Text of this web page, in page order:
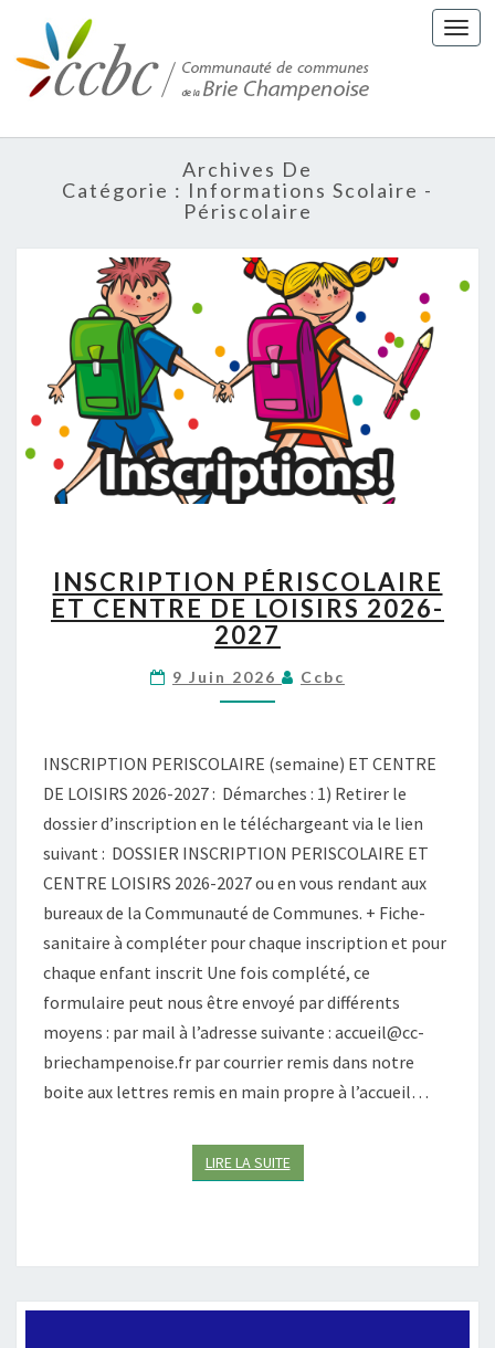
Archives De
Catégorie : Informations Scolaire -
Périscolaire
N
C
R
I
P
I
O
N
P
É
R
S
C
O
L
I
R
E
T
C
R
D
INSCRIPTION PÉRISCOLAIRE
ET CENTRE DE LOISIRS 2026-
2027
9 Juin 2026 Ccbc
INSCRIPTION PERISCOLAIRE (semaine) ET CENTRE
DE LOISIRS 2026-2027 : Démarches : 1) Retirer le
dossier d’inscription en le téléchargeant via le lien
suivant : DOSSIER INSCRIPTION PERISCOLAIRE ET
CENTRE LOISIRS 2026-2027 ou en vous rendant aux
bureaux de la Communauté de Communes. + Fiche-
sanitaire à compléter pour chaque inscription et pour
chaque enfant inscrit Une fois complété, ce
formulaire peut nous être envoyé par différents
moyens : par mail à l’adresse suivante : accueil@cc-
briechampenoise.fr par courrier remis dans notre
boite aux lettres remis en main propre à l’accueil…
LIRE LA SUITELIRE LA SUITE